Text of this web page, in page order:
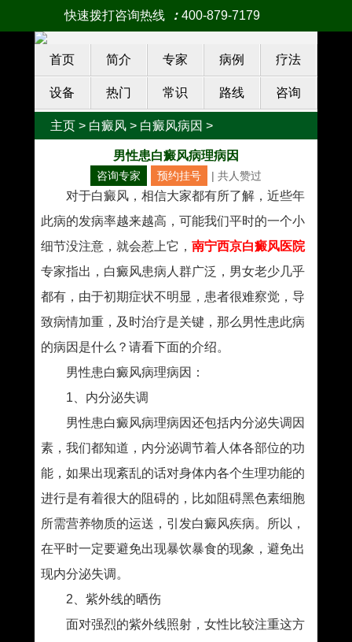
快速拨打咨询热线 ： 400-879-7179
首页 简介 专家 病例 疗法
设备 热门 常识 路线 咨询
主页 > 白癜风 > 白癜风病因 >
男性患白癜风病理病因
咨询专家 预约挂号 | 共人赞过
对于白癜风，相信大家都有所了解，近些年
此病的发病率越来越高，可能我们平时的一个小
细节没注意，就会惹上它， 南宁西京白癜风医院
专家指出，白癜风患病人群广泛，男女老少几乎
都有，由于初期症状不明显，患者很难察觉，导
致病情加重，及时治疗是关键，那么男性患此病
的病因是什么？请看下面的介绍。
男性患白癜风病理病因：
1、内分泌失调
男性患白癜风病理病因还包括内分泌失调因
素，我们都知道，内分泌调节着人体各部位的功
能，如果出现紊乱的话对身体内各个生理功能的
进行是有着很大的阻碍的，比如阻碍黑色素细胞
所需营养物质的运送，引发白癜风疾病。所以，
在平时一定要避免出现暴饮暴食的现象，避免出
现内分泌失调。
2、紫外线的晒伤
面对强烈的紫外线照射，女性比较注重这方